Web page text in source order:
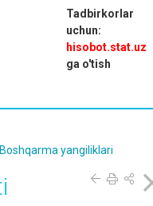
Tadbirkorlar
uchun:
hisobot.stat.uz
ga o'tish
Boshqarma yangiliklari